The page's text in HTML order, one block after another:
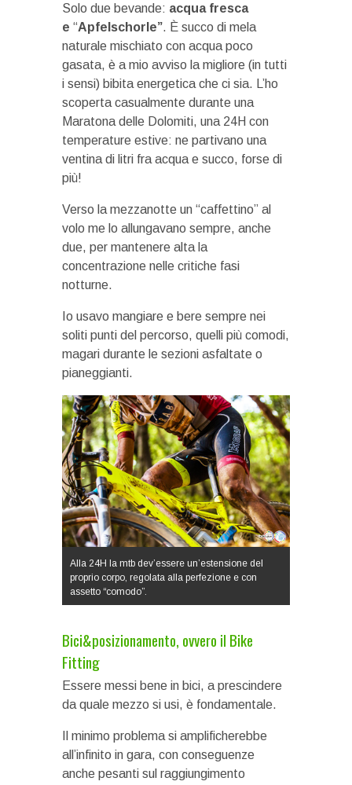
Solo due bevande: acqua fresca
e “Apfelschorle”. È succo di mela
naturale mischiato con acqua poco
gasata, è a mio avviso la migliore (in tutti
i sensi) bibita energetica che ci sia. L’ho
scoperta casualmente durante una
Maratona delle Dolomiti, una 24H con
temperature estive: ne partivano una
ventina di litri fra acqua e succo, forse di
più!
Verso la mezzanotte un “caffettino” al
volo me lo allungavano sempre, anche
due, per mantenere alta la
concentrazione nelle critiche fasi
notturne.
Io usavo mangiare e bere sempre nei
soliti punti del percorso, quelli più comodi,
magari durante le sezioni asfaltate o
pianeggianti.
Alla 24H la mtb dev’essere un’estensione del
proprio corpo, regolata alla perfezione e con
assetto “comodo”.
Bici&posizionamento, ovvero il Bike
Fitting
Essere messi bene in bici, a prescindere
da quale mezzo si usi, è fondamentale.
Il minimo problema si amplificherebbe
all’infinito in gara, con conseguenze
anche pesanti sul raggiungimento